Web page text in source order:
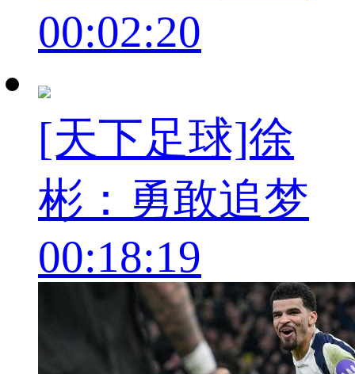
00:02:20
[天下足球]徐
彬：勇敢追梦
00:18:19